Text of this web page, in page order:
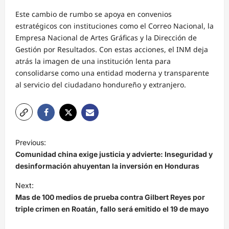
Este cambio de rumbo se apoya en convenios
estratégicos con instituciones como el Correo Nacional, la
Empresa Nacional de Artes Gráficas y la Dirección de
Gestión por Resultados. Con estas acciones, el INM deja
atrás la imagen de una institución lenta para
consolidarse como una entidad moderna y transparente
al servicio del ciudadano hondureño y extranjero.
a
v
e
g
a
Previous:
Comunidad china exige justicia y advierte: Inseguridad y
desinformación ahuyentan la inversión en Honduras
Next:
Mas de 100 medios de prueba contra Gilbert Reyes por
triple crimen en Roatán, fallo será emitido el 19 de mayo